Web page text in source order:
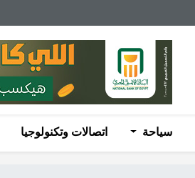
سياحة اتصالات وتكنولوجيا